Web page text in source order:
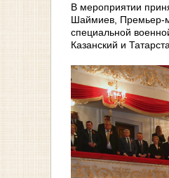
В мероприятии
Шаймиев, Премьер-
специальной
Казанский и